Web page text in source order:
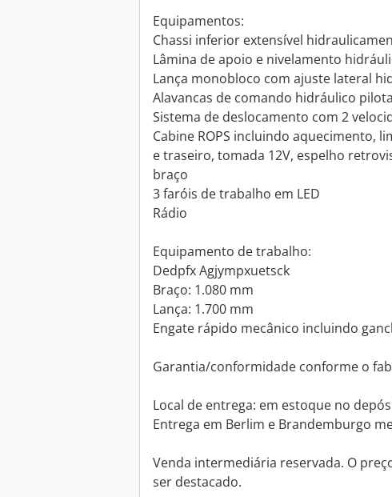
Equipamentos:
Chassi inferior extensível
Lâmina de apoio e nivelamento
Lança monobloco com ajuste lateral
Alavancas de comando hidráulico
Sistema de deslocamento com 2
Cabine ROPS incluindo aquecimento,
e traseiro, tomada 12V, espelho
braço
3 faróis de trabalho em LED
Rádio
Equipamento de trabalho:
Dedpfx Agjympxuetsck
Braço: 1.080 mm
Lança: 1.700 mm
Engate rápido mecânico incluindo
Garantia/conformidade conforme o
Local de entrega: em estoque no
Entrega em Berlim e Brandemburgo
Venda intermediária reservada. O
ser destacado.